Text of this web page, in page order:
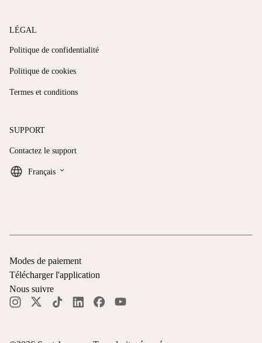
LÉGAL
Politique de confidentialité
Politique de cookies
Termes et conditions
SUPPORT
Contactez le support
Français keyboard_arrow_down
Modes de paiement
Télécharger l'application
Nous suivre